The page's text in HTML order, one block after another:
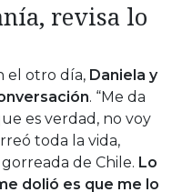
revisa lo
el otro día, Daniela y
. “Me da
es verdad, no voy
toda la vida,
de Chile. Lo
dolió es que me lo